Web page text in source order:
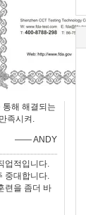
통해 해결되는
족시켜.
—— ANDY
업적입니다.
중대합니다.
련을 좀더 바